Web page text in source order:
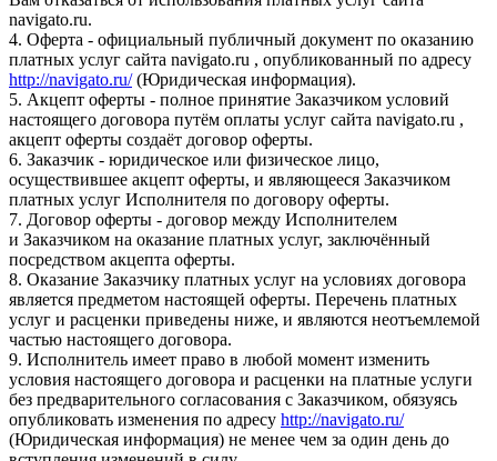
navigato.ru.
4. Оферта - официальный публичный документ по оказанию
платных услуг сайта navigato.ru , опубликованный по адресу
http://navigato.ru/(Юридическая информация).
5. Акцепт оферты - полное принятие Заказчиком условий
настоящего договора путём оплаты услуг сайта navigato.ru ,
акцепт оферты создаёт договор оферты.
6. Заказчик - юридическое или физическое лицо,
осуществившее акцепт оферты, и являющееся Заказчиком
платных услуг Исполнителя по договору оферты.
7. Договор оферты - договор между Исполнителем
и Заказчиком на оказание платных услуг, заключённый
посредством акцепта оферты.
8. Оказание Заказчику платных услуг на условиях договора
является предметом настоящей оферты. Перечень платных
услуг и расценки приведены ниже, и являются неотъемлемой
частью настоящего договора.
9. Исполнитель имеет право в любой момент изменить
условия настоящего договора и расценки на платные услуги
без предварительного согласования с Заказчиком, обязуясь
опубликовать изменения по адресу http://navigato.ru/
(Юридическая информация) не менее чем за один день до